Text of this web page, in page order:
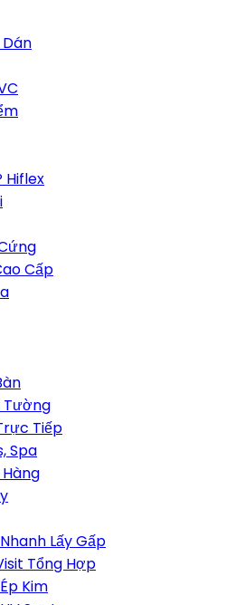
Hiflex
Cấp
Tường
Tiếp
Spa
Lấy Gấp
Tổng Hợp
Kim